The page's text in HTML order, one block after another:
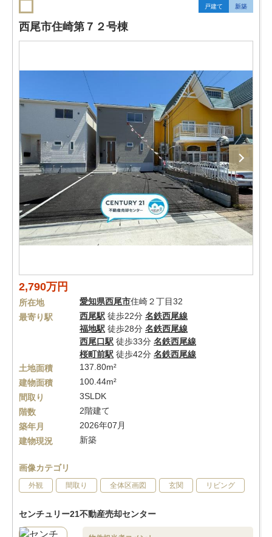
戸建て 新築
西尾市住崎第７２号棟
2,790万円
所在地 愛知県西尾市住崎２丁目32
最寄り駅
西尾駅 徒歩22分 名鉄西尾線
福地駅 徒歩28分 名鉄西尾線
西尾口駅 徒歩33分 名鉄西尾線
桜町前駅 徒歩42分 名鉄西尾線
土地面積
137.80m²
建物面積
100.44m²
間取り
3SLDK
階数
2階建て
築年月
2026年07月
建物現況
新築
画像カテゴリ
外観 間取り 全体区画図 玄関 リビング
センチュリー21不動産売却センター